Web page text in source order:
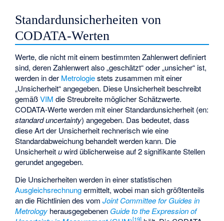
Standardunsicherheiten von
CODATA-Werten
Werte, die nicht mit einem bestimmten Zahlenwert definiert
sind, deren Zahlenwert also „geschätzt“ oder „unsicher“ ist,
werden in der Metrologiestets zusammen mit einer
„Unsicherheit“ angegeben. Diese Unsicherheit beschreibt
gemäßVIM die Streubreite möglicher Schätzwerte.
CODATA-Werte werden mit einerStandardunsicherheit (en:
standard uncertainty) angegeben. Das bedeutet, dass
diese Art der Unsicherheit rechnerisch wie eine
Standardabweichung behandelt werden kann. Die
Unsicherheituwird üblicherweise auf 2 signifikante Stellen
gerundet angegeben.
Die Unsicherheiten werden in einer statistischen
Ausgleichsrechnungermittelt, wobei man sich größtenteils
an die Richtlinien des vomJoint Committee for Guides in
Metrology herausgegebenen Guide to the Expression of
[19]